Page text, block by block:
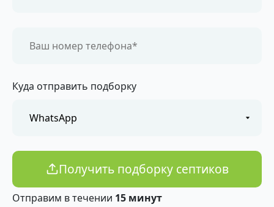
Куда отправить подборку
Получить подборку септиков
Отправим в течении 15 минут